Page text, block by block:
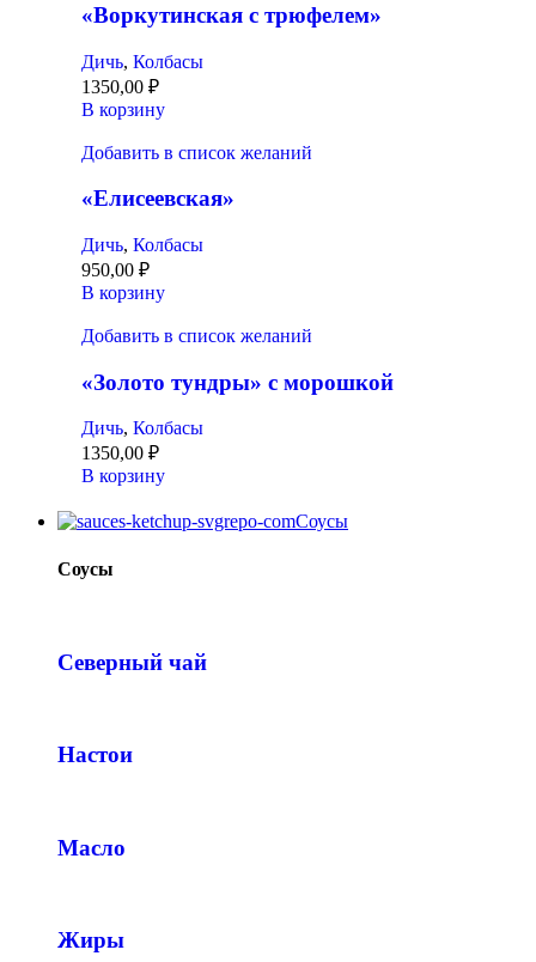
«Воркутинская с трюфелем»
Дичь, Колбасы
1350,00 ₽
В корзину
Добавить в список желаний
«Елисеевская»
Дичь, Колбасы
950,00 ₽
В корзину
Добавить в список желаний
«Золото тундры» с морошкой
Дичь, Колбасы
1350,00 ₽
В корзину
Соусы
Соусы
Северный чай
Настои
Масло
Жиры